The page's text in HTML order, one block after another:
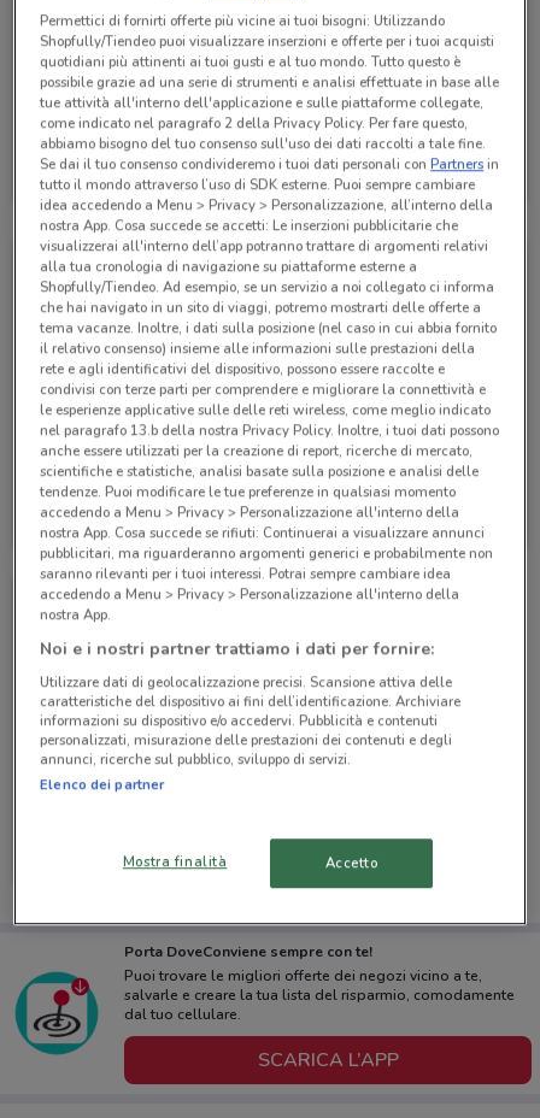
WindTre
Scade il 25/09
WindTre
Scade il 20/09 528 m
-3 GIORNI
WindTre
Scade lunedì 528 m
528 m
Porta DoveConviene sempre con te!
Puoi trovare le migliori offerte dei negozi vicino a te,
salvarle e creare la tua lista del risparmio, comodamente
dal tuo cellulare.
SCARICA L’APP
Permettici di fornirti offerte più vicine ai tuoi bisogni: Utilizzando
Shopfully/Tiendeo puoi visualizzare inserzioni e offerte per i tuoi acquisti
quotidiani più attinenti ai tuoi gusti e al tuo mondo. Tutto questo è
possibile grazie ad una serie di strumenti e analisi effettuate in base alle
tue attività all'interno dell'applicazione e sulle piattaforme collegate,
come indicato nel paragrafo 2 della Privacy Policy. Per fare questo,
abbiamo bisogno del tuo consenso sull'uso dei dati raccolti a tale fine.
Se dai il tuo consenso condivideremo i tuoi dati personali conPartnersin
tutto il mondo attraverso l’uso di SDK esterne. Puoi sempre cambiare
idea accedendo a Menu > Privacy > Personalizzazione, all’interno della
nostra App. Cosa succede se accetti: Le inserzioni pubblicitarie che
visualizzerai all'interno dell’app potranno trattare di argomenti relativi
alla tua cronologia di navigazione su piattaforme esterne a
Shopfully/Tiendeo. Ad esempio, se un servizio a noi collegato ci informa
che hai navigato in un sito di viaggi, potremo mostrarti delle offerte a
tema vacanze. Inoltre, i dati sulla posizione (nel caso in cui abbia fornito
il relativo consenso) insieme alle informazioni sulle prestazioni della
rete e agli identificativi del dispositivo, possono essere raccolte e
condivisi con terze parti per comprendere e migliorare la connettività e
le esperienze applicative sulle delle reti wireless, come meglio indicato
nel paragrafo 13.b della nostra Privacy Policy. Inoltre, i tuoi dati possono
anche essere utilizzati per la creazione di report, ricerche di mercato,
scientifiche e statistiche, analisi basate sulla posizione e analisi delle
tendenze. Puoi modificare le tue preferenze in qualsiasi momento
accedendo a Menu > Privacy > Personalizzazione all'interno della
nostra App. Cosa succede se rifiuti: Continuerai a visualizzare annunci
pubblicitari, ma riguarderanno argomenti generici e probabilmente non
saranno rilevanti per i tuoi interessi. Potrai sempre cambiare idea
accedendo a Menu > Privacy > Personalizzazione all'interno della
nostra App.
Noi e i nostri partner trattiamo i dati per fornire:
Utilizzare dati di geolocalizzazione precisi. Scansione attiva delle
caratteristiche del dispositivo ai fini dell’identificazione. Archiviare
informazioni su dispositivo e/o accedervi. Pubblicità e contenuti
personalizzati, misurazione delle prestazioni dei contenuti e degli
annunci, ricerche sul pubblico, sviluppo di servizi.
Elenco dei partner
Mostra finalità Accetto